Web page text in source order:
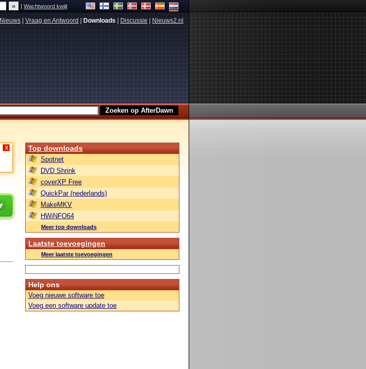
|Wachtwoord kwijt
Nieuws Vraag en Antwoord Downloads Discussie Nieuws2.nl
X Top downloads
Spotnet
DVD Shrink
coverXP Free
QuickPar (nederlands)
MakeMKV
HWiNFO64
Meer top downloads
Laatste toevoegingen
Meer laatste toevoegingen
Help ons
Voeg nieuwe software toe
Voeg een software update toe